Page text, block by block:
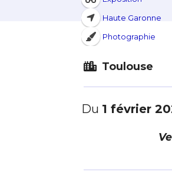
Haute Garonne
Photographie
Toulouse
Du 1 février